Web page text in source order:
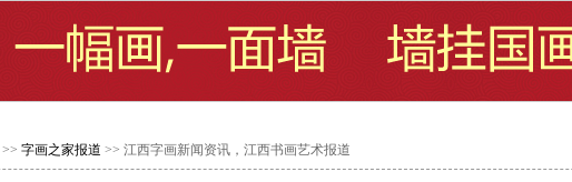
>> 字画之家报道 >> 江西字画新闻资讯，江西书画艺术报道